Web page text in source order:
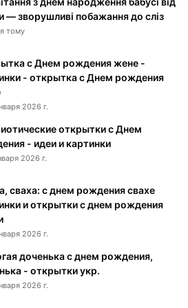
— зворушливі побажання до сліз
тому
с Днем рождения жене -
- открытка с Днем рождения
2026 г.
открытки с Днем
- идеи и картинки
2026 г.
сваха: с днем рождения свахе
и открытки с днем рождения
2026 г.
доченька с днем рождения,
- открытки укр.
2026 г.